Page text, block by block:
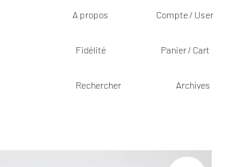
A propos Compte / User
Fidélité Panier / Cart
Rechercher Archives